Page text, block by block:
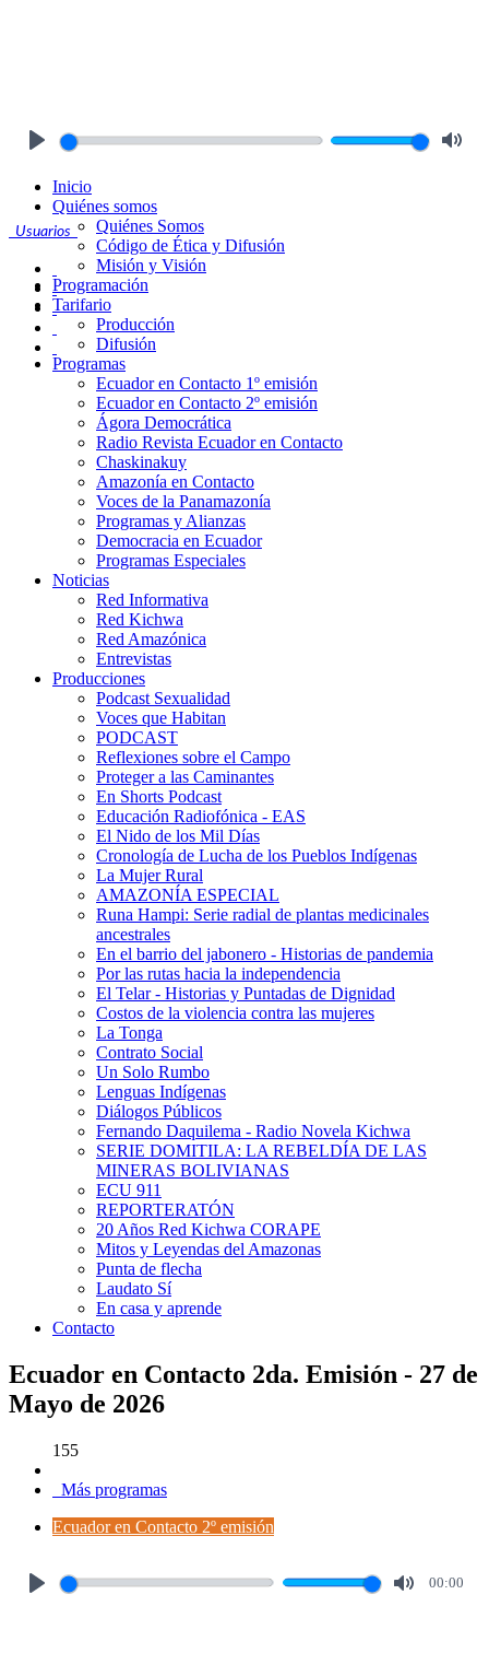
Usuarios
Inicio
Quiénes somos
Quiénes Somos
Código de Ética y Difusión
Misión y Visión
Programación
Tarifario
Producción
Difusión
Programas
Ecuador en Contacto 1º emisión
Ecuador en Contacto 2º emisión
Ágora Democrática
Radio Revista Ecuador en Contacto
Chaskinakuy
Amazonía en Contacto
Voces de la Panamazonía
Programas y Alianzas
Democracia en Ecuador
Programas Especiales
Noticias
Red Informativa
Red Kichwa
Red Amazónica
Entrevistas
Producciones
Podcast Sexualidad
Voces que Habitan
PODCAST
Reflexiones sobre el Campo
Proteger a las Caminantes
En Shorts Podcast
Educación Radiofónica - EAS
El Nido de los Mil Días
Cronología de Lucha de los Pueblos Indígenas
La Mujer Rural
AMAZONÍA ESPECIAL
Runa Hampi: Serie radial de plantas medicinales
ancestrales
En el barrio del jabonero - Historias de pandemia
Por las rutas hacia la independencia
El Telar - Historias y Puntadas de Dignidad
Costos de la violencia contra las mujeres
La Tonga
Contrato Social
Un Solo Rumbo
Lenguas Indígenas
Diálogos Públicos
Fernando Daquilema - Radio Novela Kichwa
SERIE DOMITILA: LA REBELDÍA DE LAS
MINERAS BOLIVIANAS
ECU 911
REPORTERATÓN
20 Años Red Kichwa CORAPE
Mitos y Leyendas del Amazonas
Punta de flecha
Laudato Sí
En casa y aprende
Contacto
Ecuador en Contacto 2da. Emisión - 27 de
Mayo de 2026
155
Más programas
Ecuador en Contacto 2º emisión
00:00